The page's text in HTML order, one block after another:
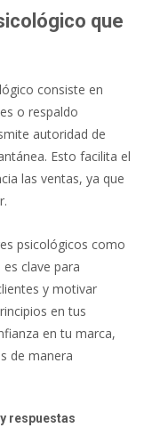
que
consiste en
o respaldo
autoridad de
Esto facilita el
las ventas, ya que
psicológicos como
clave para
y motivar
en tus
en tu marca,
de manera
respuestas